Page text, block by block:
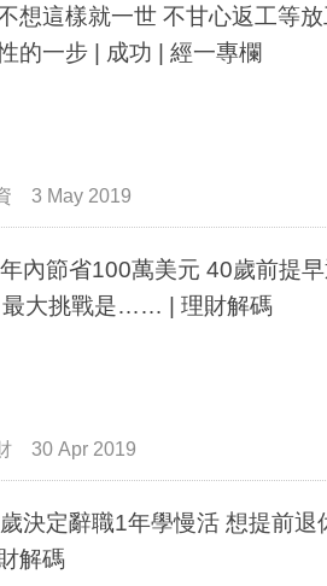
想這樣就一世 不甘心返工等
的一步 | 成功 | 經一專欄
3 May 2019
內節省100萬美元 40歲前提
最大挑戰是…… | 理財解碼
30 Apr 2019
決定辭職1年學慢活 想提前退
解碼